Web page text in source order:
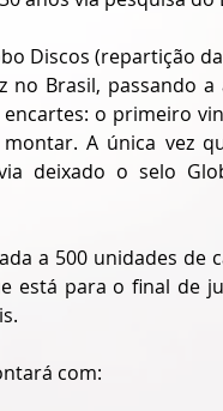
Discos (repartição da
no Brasil, passando a
o primeiro
A única vez
deixado o selo
a 500 unidades de
está para o final de
com: